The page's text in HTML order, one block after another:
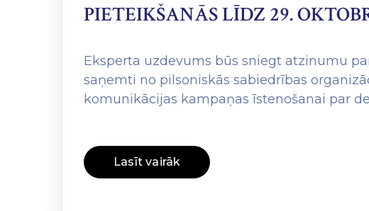
PIETEIKŠANĀS LĪDZ 29.
Eksperta uzdevums būs sniegt atzinumu
saņemti no pilsoniskās sabiedrības
komunikācijas kampaņas īstenošanai par
Lasīt vairāk